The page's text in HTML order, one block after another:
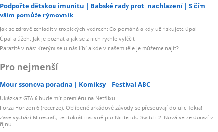
Podpořte dětskou imunitu Babské rady proti nachlazení
S čím
vším pomůže rýmovník
Jak se zdravě zchladit v tropických vedrech: Co pomáhá a kdy už riskujete úpal
Úpal a úžeh: Jak je poznat a jak se z nich rychle vyléčit
Parazité v nás: Kterým se u nás líbí a kde v našem těle je můžeme najít?
Pro nejmenší
Mourissonova poradna Komiksy Festival ABC
Ukázka z GTA 6 bude mít premiéru na Netflixu
Forza Horizon 6 (recenze): Oblíbené arkádové závody se přesouvají do ulic Tokia!
Zase vychází Minecraft, tentokrát nativně pro Nintendo Switch 2. Nová verze dorazí v
říjnu